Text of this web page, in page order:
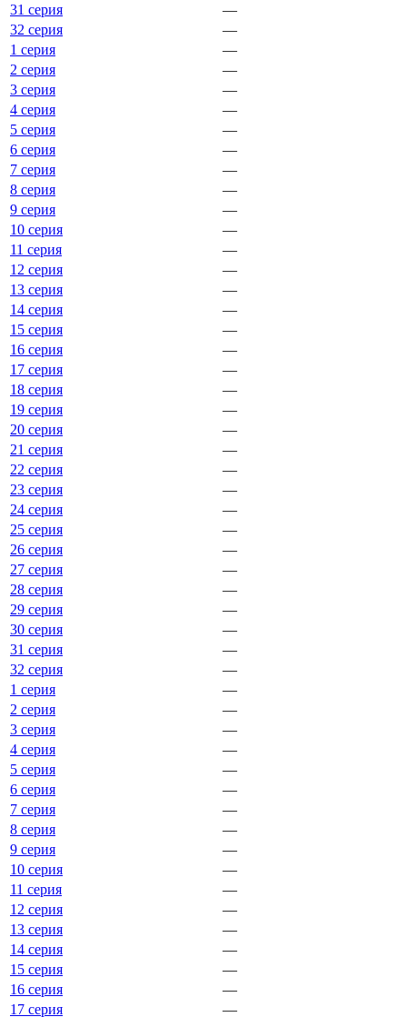
31 серия
—
32 серия
—
1 серия
—
2 серия
—
3 серия
—
4 серия
—
5 серия
—
6 серия
—
7 серия
—
8 серия
—
9 серия
—
10 серия
—
11 серия
—
12 серия
—
13 серия
—
14 серия
—
15 серия
—
16 серия
—
17 серия
—
18 серия
—
19 серия
—
20 серия
—
21 серия
—
22 серия
—
23 серия
—
24 серия
—
25 серия
—
26 серия
—
27 серия
—
28 серия
—
29 серия
—
30 серия
—
31 серия
—
32 серия
—
1 серия
—
2 серия
—
3 серия
—
4 серия
—
5 серия
—
6 серия
—
7 серия
—
8 серия
—
9 серия
—
10 серия
—
11 серия
—
12 серия
—
13 серия
—
14 серия
—
15 серия
—
16 серия
—
17 серия
—